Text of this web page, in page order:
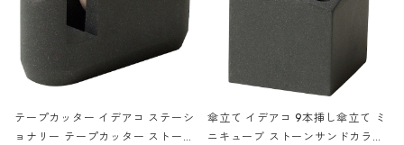
テープカッター イデアコ ステーシ
ョナリー テープカッター ストーン
傘立て イデアコ 9本挿し傘立て ミ
ニキューブ ストーンサンドカラー